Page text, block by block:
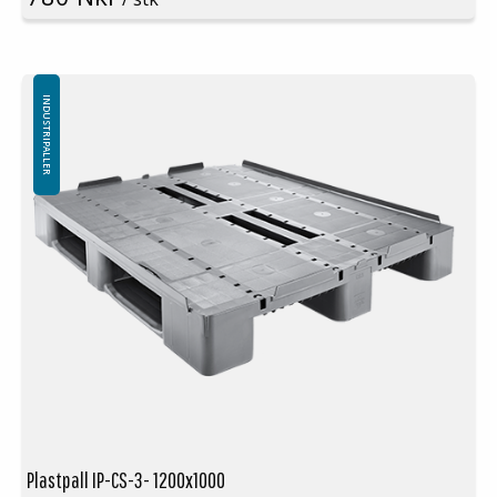
Uten toppkant
Plastpall IP-CS-3- 1200x1000
INDUSTRIPALLER